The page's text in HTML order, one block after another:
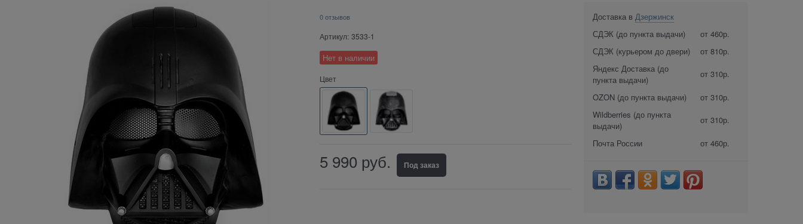
0 отзывов
Артикул: 3533-1
Нет в наличии
Цвет
5 990 руб. Под заказ
Доставка в Дзержинск
СДЭК (до пункта выдачи)
от 460р.
СДЭК (курьером до двери)
от 810р.
Яндекс Доставка (до
пункта выдачи)
от 310р.
OZON (до пункта выдачи)
от 310р.
Wildberries (до пункта
выдачи)
от 310р.
Почта России от 460р.